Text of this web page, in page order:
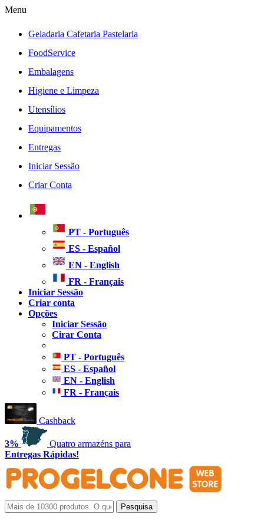
Menu
Geladaria Cafetaria Pastelaria
FoodService
Embalagens
Higiene e Limpeza
Utensílios
Equipamentos
Entregas
Iniciar Sessão
Criar Conta
PT - Português
ES - Español
EN - English
FR - Français
Iniciar Sessão
Criar conta
Opções
Iniciar Sessão
Cirar Conta
PT - Português
ES - Español
EN - English
FR - Français
Cashback
3%
Quatro armazéns para
Entregas Rápidas!